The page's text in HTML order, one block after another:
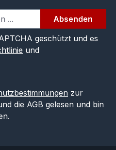
Absenden
geschützt und es
und
zur
die AGB gelesen und bin